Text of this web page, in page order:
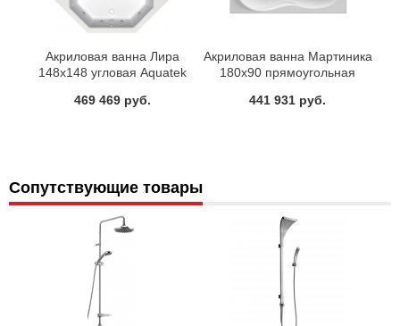
Акриловая ванна Лира
148х148 угловая Aquatek
469 469 руб.
Акриловая ванна Мартиника
180х90 прямоугольная
441 931 руб.
Сопутствующие товары